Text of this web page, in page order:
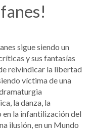
sigue siendo un
y sus fantasías
reivindicar la libertad
víctima de una
la danza, la
en la infantilización del
ilusión, en un Mundo